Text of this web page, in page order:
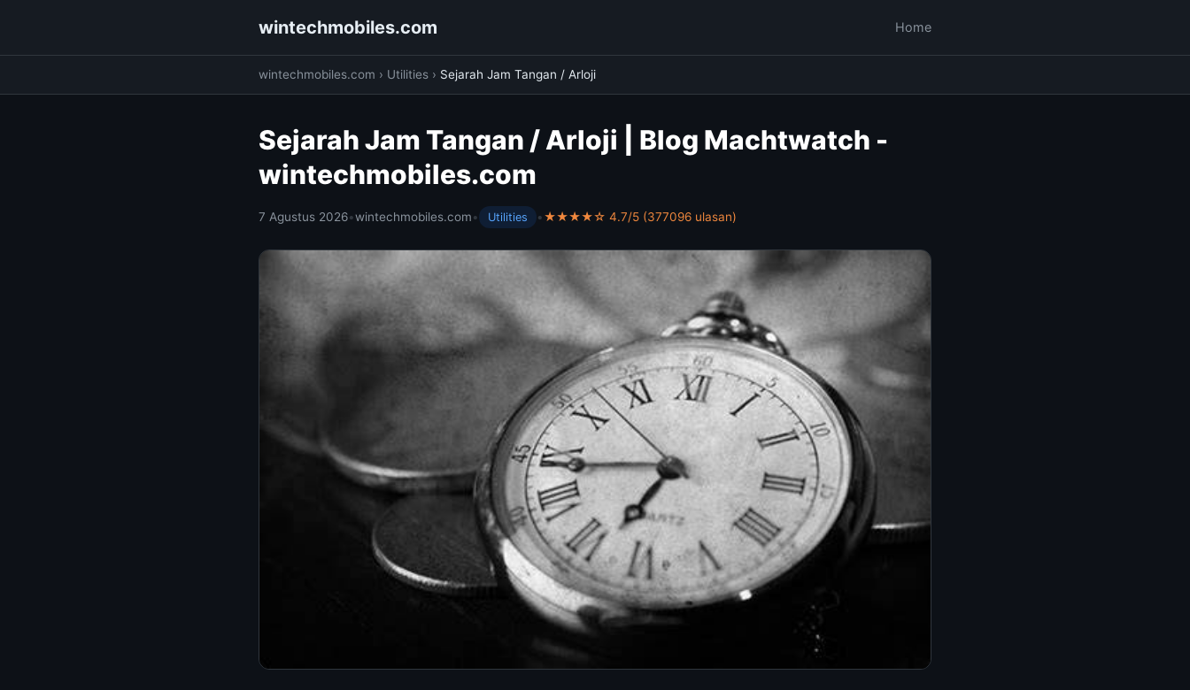
wintechmobiles.com Home
wintechmobiles.com › Utilities › Sejarah Jam Tangan / Arloji
Sejarah Jam Tangan / Arloji | Blog Machtwatch -
wintechmobiles.com
7 Agustus 2026•wintechmobiles.com• Utilities •★★★★☆ 4.7/5 (377096 ulasan)